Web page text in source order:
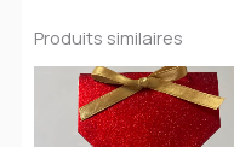
Produits similaires